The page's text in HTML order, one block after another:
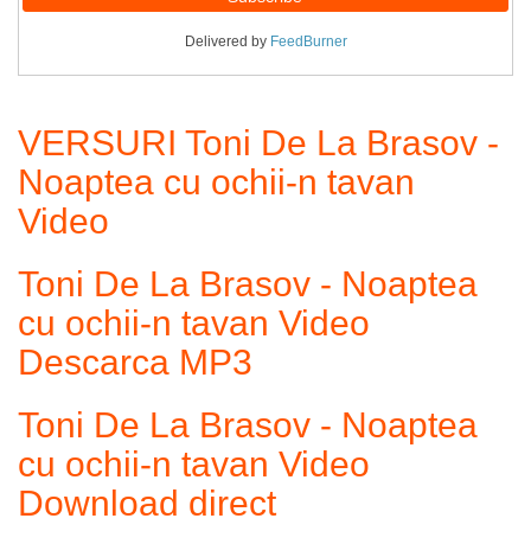
Delivered by FeedBurner
VERSURI Toni De La Brasov -
Noaptea cu ochii-n tavan
Video
Toni De La Brasov - Noaptea
cu ochii-n tavan Video
Descarca MP3
Toni De La Brasov - Noaptea
cu ochii-n tavan Video
Download direct